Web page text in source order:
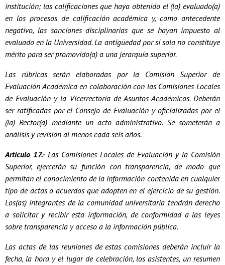
institución; las calificaciones que haya obtenido el (la) evaluado(a)
en los procesos de calificación académica y, como antecedente
negativo, las sanciones disciplinarias que se hayan impuesto al
evaluado en la Universidad. La antigüedad por sí sola no constituye
mérito para ser promovido(a) a una jerarquía superior.
Las rúbricas serán elaboradas por la Comisión Superior de
Evaluación Académica en colaboración con las Comisiones Locales
de Evaluación y la Vicerrectoría de Asuntos Académicos. Deberán
ser ratificadas por el Consejo de Evaluación y oficializadas por el
(la) Rector(a) mediante un acto administrativo. Se someterán a
análisis y revisión al menos cada seis años.
Artículo 17.- Las Comisiones Locales de Evaluación y la Comisión
Superior, ejercerán su función con transparencia, de modo que
permitan el conocimiento de la información contenida en cualquier
tipo de actas o acuerdos que adopten en el ejercicio de su gestión.
Los(as) integrantes de la comunidad universitaria tendrán derecho
a solicitar y recibir esta información, de conformidad a las leyes
sobre transparencia y acceso a la información pública.
Las actas de las reuniones de estas comisiones deberán incluir la
fecha, la hora y el lugar de celebración, los asistentes, un resumen